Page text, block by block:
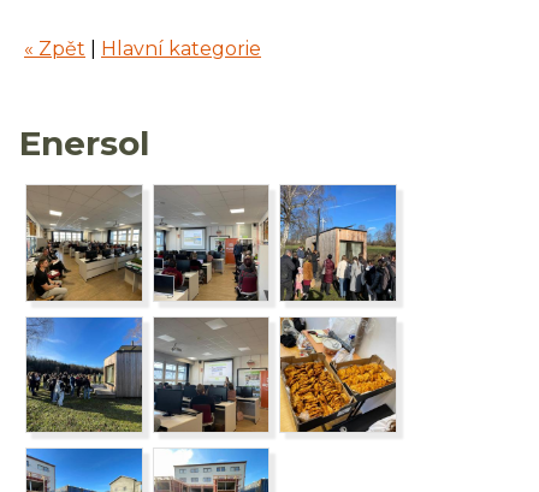
« Zpět Hlavní kategorie
Enersol